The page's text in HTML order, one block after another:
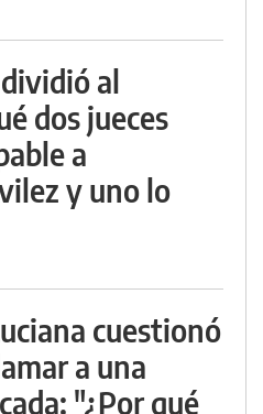
al
dos jueces
a
y uno lo
cuestionó
a una
"¿Por qué